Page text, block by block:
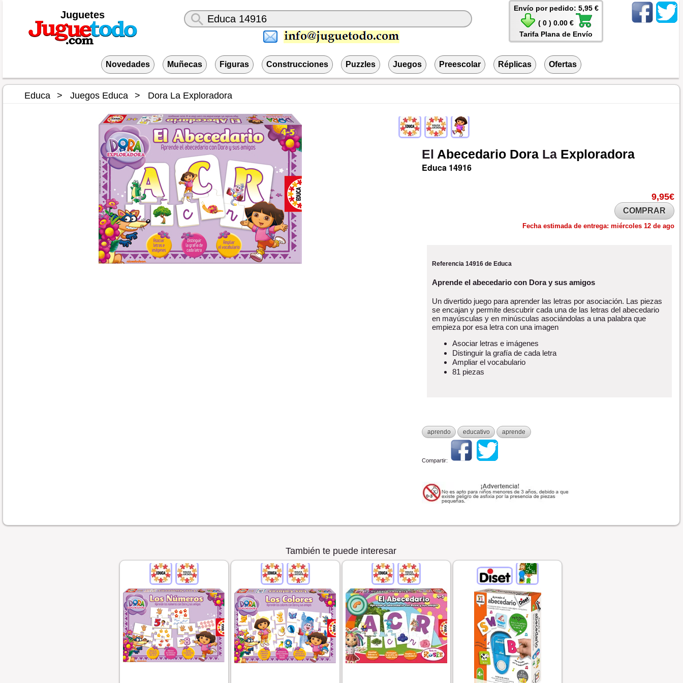
Juguetes
Envío por pedido: 5,95 €
( 0 ) 0.00 €
Tarifa Plana de Envío
Novedades Muñecas Figuras Construcciones Puzzles Juegos Preescolar Réplicas Ofertas
Educa Juegos Educa Dora La Exploradora
El Abecedario Dora La Exploradora
Educa 14916
9,95€
COMPRAR
Fecha estimada de entrega: miércoles 12 de ago
Referencia 14916 de Educa
Aprende el abecedario con Dora y sus amigos
Un divertido juego para aprender las letras por asociación. Las piezas
se encajan y permite descubrir cada una de las letras del abecedario
en mayúsculas y en minúsculas asociándolas a una palabra que
empieza por esa letra con una imagen
Asociar letras e imágenes
Distinguir la grafía de cada letra
Ampliar el vocabulario
81 piezas
aprendo educativo aprende
Compartir:
También te puede interesar